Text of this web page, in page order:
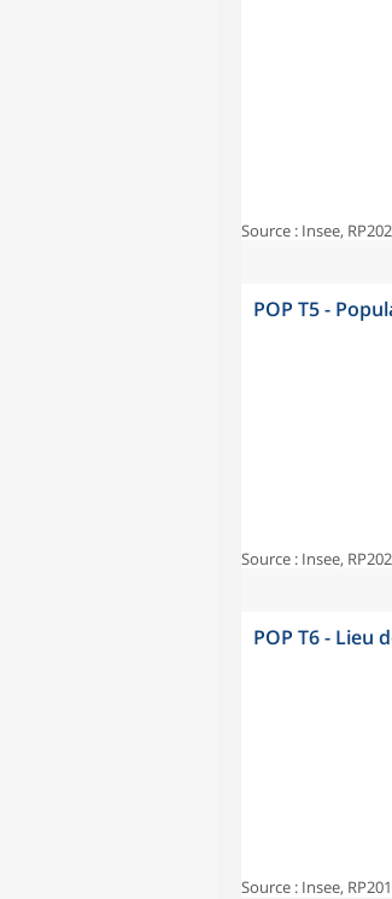
Source : Insee,
POP T5 -
Source : Insee,
POP T6 - Lieu
Source : Insee,